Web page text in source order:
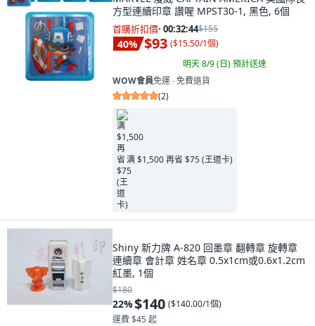
方型連續印章 讚喔 MPST30-1, 黑色, 6個
首購折扣價· 00:32:42$155
40% $93 ($15.50/1個)
明天 8/9 (日)預計送達
WOW會員免運 ∙ 免費退貨
(2)
满 $1,500 再省 $75 (王道卡)
Shiny 新力牌 A-820 回墨章 翻轉章 旋轉章
連續章 會計章 姓名章 0.5x1cm或0.6x1.2cm
紅墨, 1個
$180
22%$140 ($140.00/1個)
運費 $45 起